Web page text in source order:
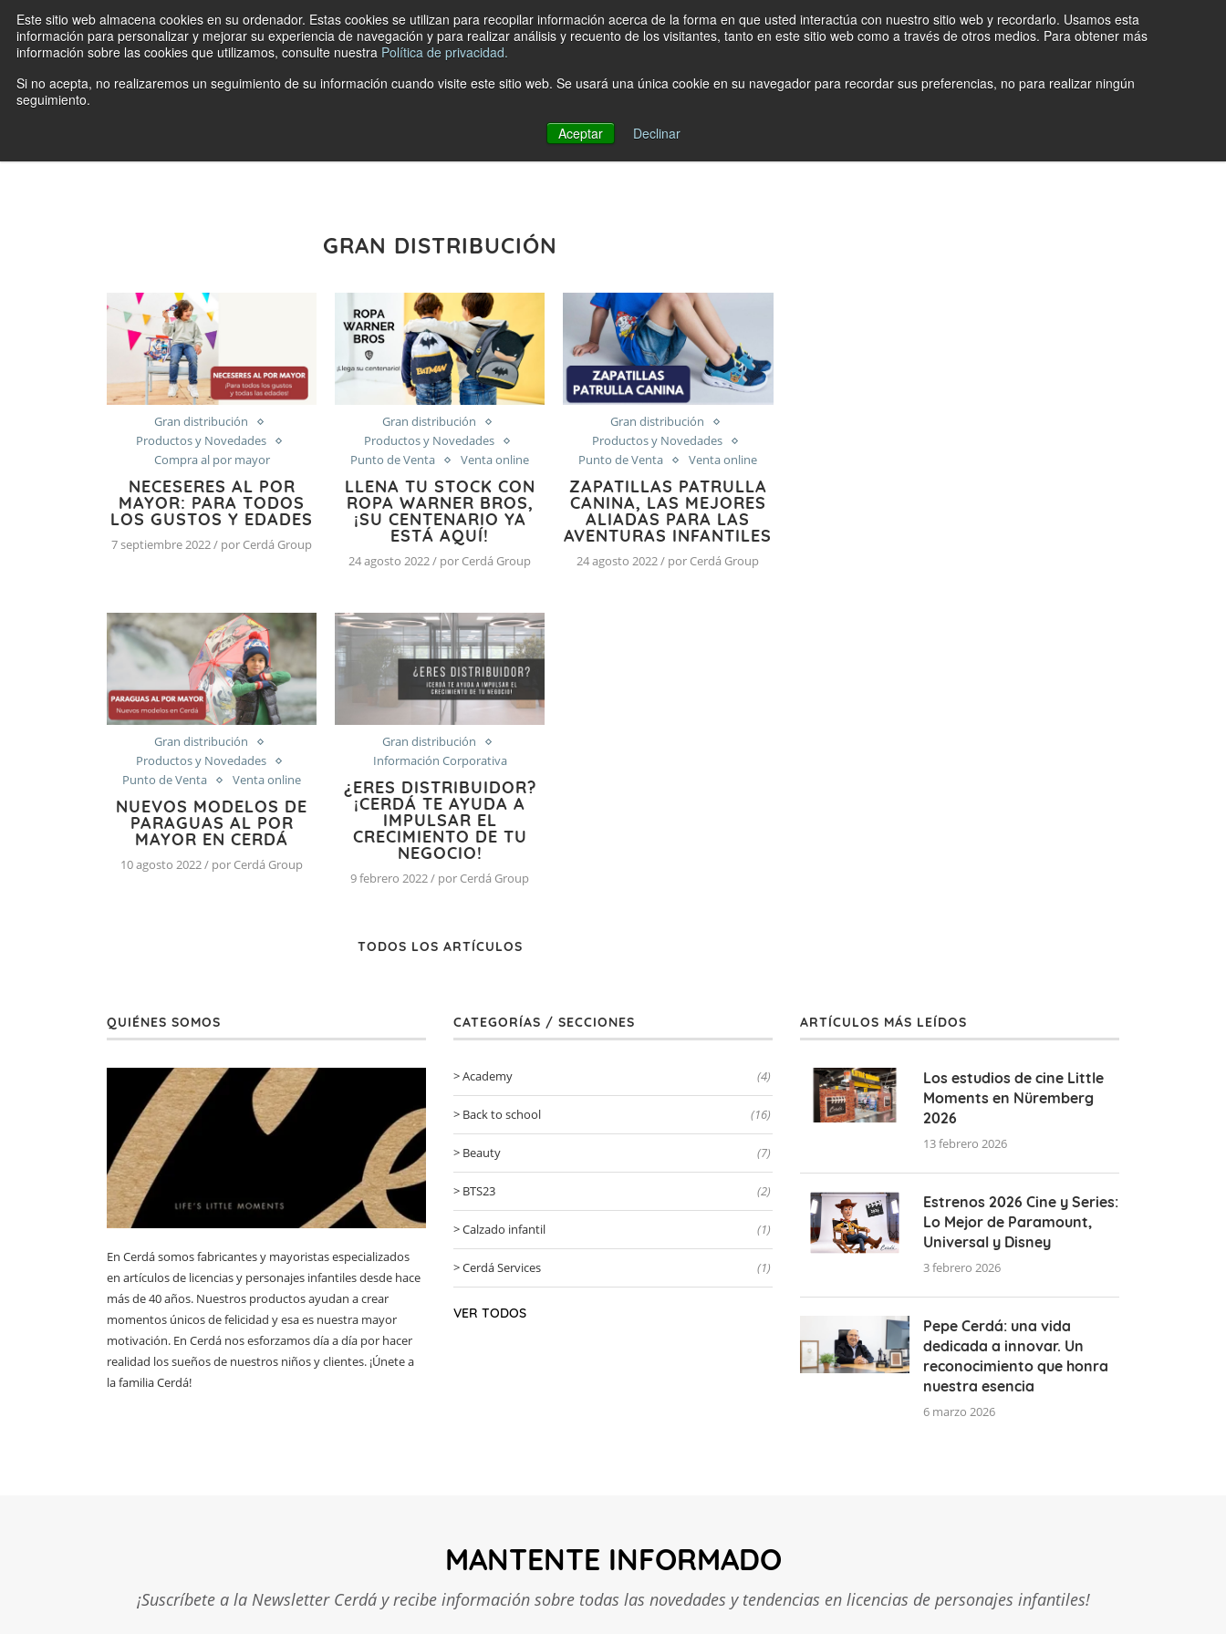
Este sitio web almacena cookies en su ordenador. Estas cookies se utilizan para recopilar información acerca de la forma en que usted interactúa con nuestro sitio web y recordarlo. Usamos esta
información para personalizar y mejorar su experiencia de navegación y para realizar análisis y recuento de los visitantes, tanto en este sitio web como a través de otros medios. Para obtener más
información sobre las cookies que utilizamos, consulte nuestra Política de privacidad.
Si no acepta, no realizaremos un seguimiento de su información cuando visite este sitio web. Se usará una única cookie en su navegador para recordar sus preferencias, no para realizar ningún
seguimiento.
Aceptar
Declinar
TIENDA CATEGORÍAS ES
GRAN DISTRIBUCIÓN
Gran distribución
Productos y Novedades
Compra al por mayor
NECESERES AL POR
MAYOR: PARA TODOS
LOS GUSTOS Y EDADES
7 septiembre 2022 / por Cerdá Group
Gran distribución
Productos y Novedades
Punto de Venta
Venta online
LLENA TU STOCK CON
ROPA WARNER BROS,
¡SU CENTENARIO YA
ESTÁ AQUÍ!
24 agosto 2022 / por Cerdá Group
Gran distribución
Productos y Novedades
Punto de Venta
Venta online
ZAPATILLAS PATRULLA
CANINA, LAS MEJORES
ALIADAS PARA LAS
AVENTURAS INFANTILES
24 agosto 2022 / por Cerdá Group
Gran distribución
Productos y Novedades
Punto de Venta
Venta online
NUEVOS MODELOS DE
PARAGUAS AL POR
MAYOR EN CERDÁ
10 agosto 2022 / por Cerdá Group
Gran distribución
Información Corporativa
¿ERES DISTRIBUIDOR?
¡CERDÁ TE AYUDA A
IMPULSAR EL
CRECIMIENTO DE TU
NEGOCIO!
9 febrero 2022 / por Cerdá Group
TODOS LOS ARTÍCULOS
QUIÉNES SOMOS
En Cerdá somos fabricantes y mayoristas especializados
en artículos de licencias y personajes infantiles desde hace
más de 40 años. Nuestros productos ayudan a crear
momentos únicos de felicidad y esa es nuestra mayor
motivación. En Cerdá nos esforzamos día a día por hacer
realidad los sueños de nuestros niños y clientes. ¡Únete a
la familia Cerdá!
CATEGORÍAS / SECCIONES
Academy (4)
Back to school (16)
Beauty (7)
BTS23 (2)
Calzado infantil (1)
Cerdá Services (1)
VER TODOS
ARTÍCULOS MÁS LEÍDOS
Los estudios de cine Little
Moments en Nüremberg
2026
13 febrero 2026
Estrenos 2026 Cine y Series:
Lo Mejor de Paramount,
Universal y Disney
3 febrero 2026
Pepe Cerdá: una vida
dedicada a innovar. Un
reconocimiento que honra
nuestra esencia
6 marzo 2026
MANTENTE INFORMADO
¡Suscríbete a la Newsletter Cerdá y recibe información sobre todas las novedades y tendencias en licencias de personajes infantiles!